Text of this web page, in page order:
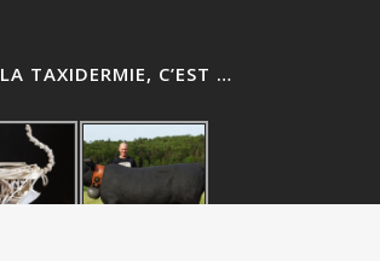
LA TAXIDERMIE, C’EST …